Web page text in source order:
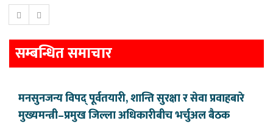
सम्बन्धित समाचार
मनसुनजन्य विपद् पूर्वतयारी, शान्ति सुरक्षा र सेवा प्रवाहबारे
मुख्यमन्त्री–प्रमुख जिल्ला अधिकारीबीच भर्चुअल बैठक